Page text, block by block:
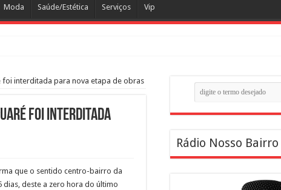
Moda Saúde/Estética Serviços Vip
interditada para nova etapa de obras
foi interditada
que o sentido centro-bairro da
deste a zero hora do último
Pesquisar
Rádio Nosso Bairro